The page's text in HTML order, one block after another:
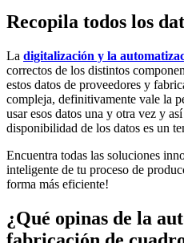
Recopila todos los
La digitalización y la
correctos de los distintos
estos datos de proveedores y
compleja, definitivamente vale la
usar esos datos una y otra vez y
disponibilidad de los datos es un
Encuentra todas las soluciones
inteligente de tu proceso de
forma más eficiente!
¿Qué opinas de la